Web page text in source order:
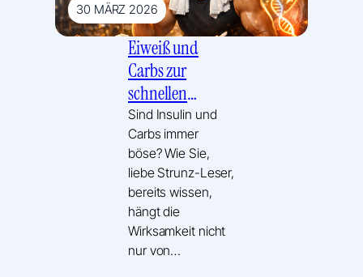
30 MÄRZ 2026
Eiweiß und
Carbs zur
schnellen
Regeneration
nach dem
Krafttraining –
der Insulin
Trick!
Sind Insulin und
Carbs immer
böse? Wie Sie,
liebe Strunz-Leser,
bereits wissen,
hängt die
Wirksamkeit nicht
nur von…